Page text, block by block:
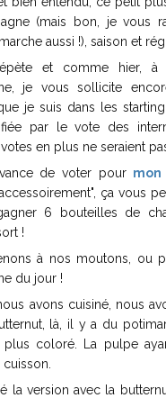
(mais bon, je vous
aussi !), saison et
et comme hier, à
je vous sollicite
je suis dans les
par le vote des
en plus ne seraient
de voter pour mon
ça vous
6 bouteilles de
!
à nos moutons, ou
du jour !
avons cuisiné, nous
là, il y a du
coloré. La pulpe
la version avec la